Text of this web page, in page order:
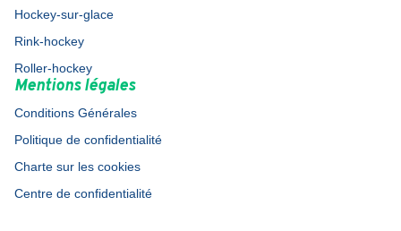
Hockey-sur-glace
Rink-hockey
Roller-hockey
Mentions légales
Conditions Générales
Politique de confidentialité
Charte sur les cookies
Centre de confidentialité